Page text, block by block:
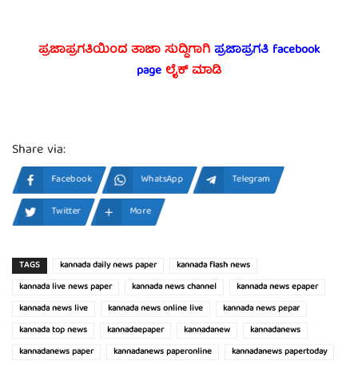
ಪ್ರಜಾಪ್ರಗತಿಯಿಂದ ತಾಜಾ ಸುದ್ದಿಗಾಗಿಪ್ರಜಾಪ್ರಗತಿ facebook
page ಲೈಕ್ ಮಾಡಿ
Share via:
Facebook WhatsApp
Telegram
Twitter
More
TAGS kannada daily news paper
kannada flash news
kannada live news paper
kannada news channel
kannada news epaper
kannada news live
kannada news online live
kannada news pepar
kannada top news
kannadaepaper kannadanew
kannadanews
kannadanews paper
kannadanews paperonline
kannadanews papertoday